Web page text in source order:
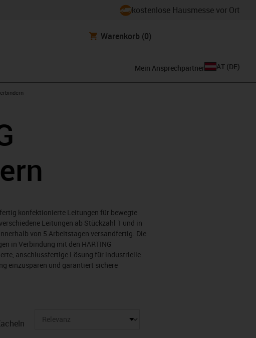
kostenlose Hausmesse vor Ort
Warenkorb (0)
Mein Ansprechpartner AT (DE)
konfektionierte Leitungen für bewegte
Leitungen ab Stückzahl 1 und in
von 5 Arbeitstagen versandfertig. Die
in Verbindung mit den HARTING
anschlussfertige Lösung für industrielle
einzusparen und garantiert sichere